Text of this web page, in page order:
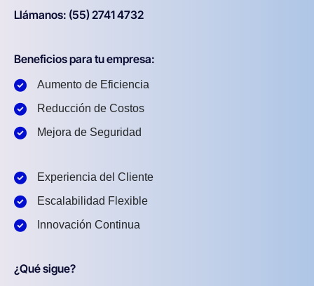
Llámanos: (55) 2741 4732
Beneficios para tu empresa:
Aumento de Eficiencia
Reducción de Costos
Mejora de Seguridad
Experiencia del Cliente
Escalabilidad Flexible
Innovación Continua
¿Qué sigue?